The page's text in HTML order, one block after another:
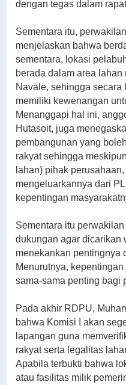
dengan tegas dalam
Sementara itu,
menjelaskan bahwa
sementara, lokasi
berada dalam area lahan
Navale, sehingga
memiliki kewenangan
Menanggapi hal ini,
Hutasoit, juga
pembangunan yang
rakyat sehingga
lahan) pihak
mengeluarkannya dari
kepentingan
Sementara itu
dukungan agar dicarikan
menekankan pentingnya
Menurutnya,
sama-sama penting bagi
Pada akhir RDPU,
bahwa Komisi I akan
lapangan guna
rakyat serta legalitas
Apabila terbukti bahwa
atau fasilitas milik